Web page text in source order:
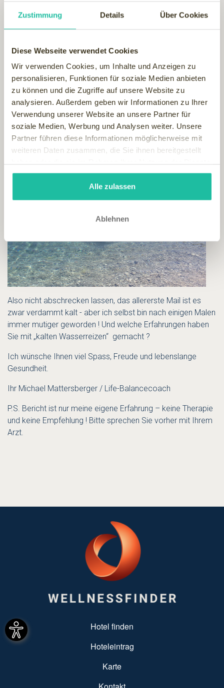
Zustimmung Details Über Cookies
Diese Webseite verwendet Cookies
Wir verwenden Cookies, um Inhalte und Anzeigen zu
personalisieren, Funktionen für soziale Medien anbieten
zu können und die Zugriffe auf unsere Website zu
analysieren. Außerdem geben wir Informationen zu Ihrer
Verwendung unserer Website an unsere Partner für
soziale Medien, Werbung und Analysen weiter. Unsere
Partner führen diese Informationen möglicherweise mit
weiteren Daten zusammen, die Sie ihnen bereitgestellt
gesammelt haben.
Alle zulassen
Ablehnen
sogar für mehrere Minuten.
Sogar ganz kurzes Schwimmen im eiskalten Tiroler
Wassertemperatur ca. 8-10 Grad - brrrrh) gehört seit zwei
Jahren zu meinem eigenen körperlichen
„Abhärtungsprogramm“. Sie glauben gar nicht, wie das
meinen Geist & Körper erfrischt.
Jede Zelle fühlt sich an wie neu geboren und von negativen
Energien gereinigt.
Also nicht abschrecken lassen, das allererste Mail ist es
zwar verdammt kalt - aber ich selbst bin nach einigen Malen
immer mutiger geworden ! Und welche Erfahrungen haben
Sie mit „kalten Wasserreizen“ gemacht ?
Ich wünsche Ihnen viel Spass, Freude und lebenslange
Gesundheit.
Ihr Michael Mattersberger / Life-Balancecoach
P.S. Bericht ist nur meine eigene Erfahrung – keine Therapie
und keine Empfehlung ! Bitte sprechen Sie vorher mit Ihrem
Arzt.
SUBFOOTER MENU
Hotel finden
Hoteleintrag
Karte